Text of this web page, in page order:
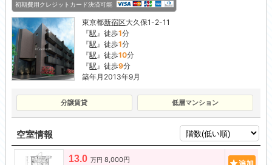
初期費用クレジットカード決済可能
東京都新宿区大久保1-2-11
『駅』徒歩1分
『駅』徒歩1分
『駅』徒歩10分
『駅』徒歩9分
築年月2013年9月
分譲賃貸 低層マンション
空室情報
13.0 万円 8,000円